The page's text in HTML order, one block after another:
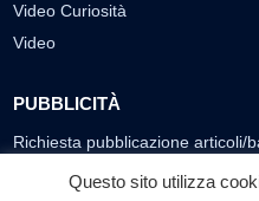
Video Curiosità
Video
PUBBLICITÀ
Richiesta pubblicazione articoli/
SEGUICI SUI SOCIAL
Questo sito utilizza